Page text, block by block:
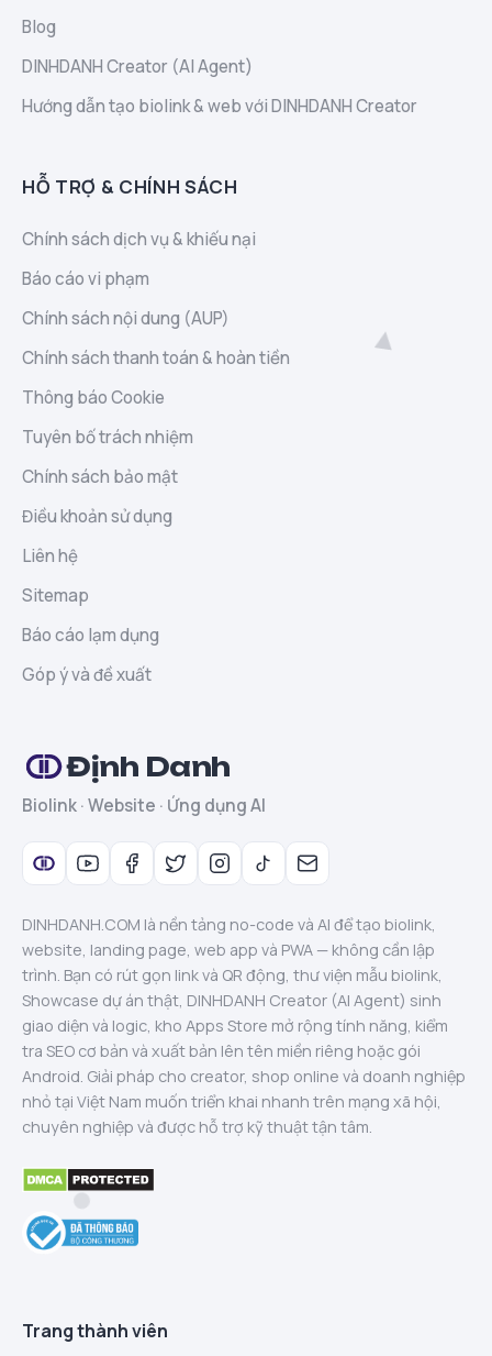
Blog
DINHDANH Creator (AI Agent)
Hướng dẫn tạo biolink & web với DINHDANH Creator
HỖ TRỢ & CHÍNH SÁCH
Chính sách dịch vụ & khiếu nại
Báo cáo vi phạm
Chính sách nội dung (AUP)
Chính sách thanh toán & hoàn tiền
Thông báo Cookie
Tuyên bố trách nhiệm
Chính sách bảo mật
Điều khoản sử dụng
Liên hệ
Sitemap
Báo cáo lạm dụng
Góp ý và đề xuất
Định Danh
Biolink · Website · Ứng dụng AI
DINHDANH.COM là nền tảng no-code và AI để tạo biolink,
website, landing page, web app và PWA — không cần lập
trình. Bạn có rút gọn link và QR động, thư viện mẫu biolink,
Showcase dự án thật, DINHDANH Creator (AI Agent) sinh
giao diện và logic, kho Apps Store mở rộng tính năng, kiểm
tra SEO cơ bản và xuất bản lên tên miền riêng hoặc gói
Android. Giải pháp cho creator, shop online và doanh nghiệp
nhỏ tại Việt Nam muốn triển khai nhanh trên mạng xã hội,
chuyên nghiệp và được hỗ trợ kỹ thuật tận tâm.
Trang thành viên